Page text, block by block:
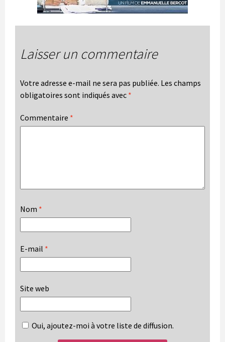
Laisser un commentaire
Votre adresse e-mail ne sera pas publiée. Les champs
obligatoires sont indiqués avec *
Commentaire *
Nom *
E-mail *
Site web
Oui, ajoutez-moi à votre liste de diffusion.